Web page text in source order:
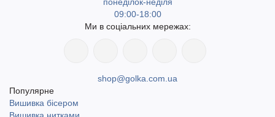
09:00-18:00
Ми в соціальних мережах:
shop@golka.com.ua
Популярне
Вишивка бісером